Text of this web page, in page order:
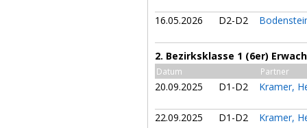
16.05.2026 D2-D2
2. Bezirksklasse 1 (6er)
Datum Partner
20.09.2025 D1-D2 Kramer,
22.09.2025 D1-D2 Kramer,